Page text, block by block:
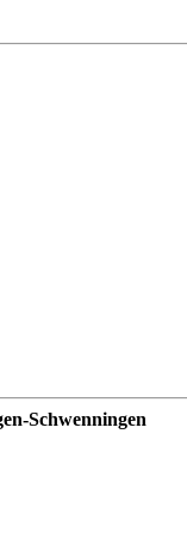
Schwenningen